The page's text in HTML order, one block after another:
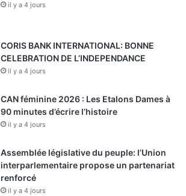
il y a 4 jours
CORIS BANK INTERNATIONAL: BONNE
CELEBRATION DE L’INDEPENDANCE
il y a 4 jours
CAN féminine 2026 : Les Etalons Dames à
90 minutes d’écrire l’histoire
il y a 4 jours
Assemblée législative du peuple: l’Union
interparlementaire propose un partenariat
renforcé
il y a 4 jours